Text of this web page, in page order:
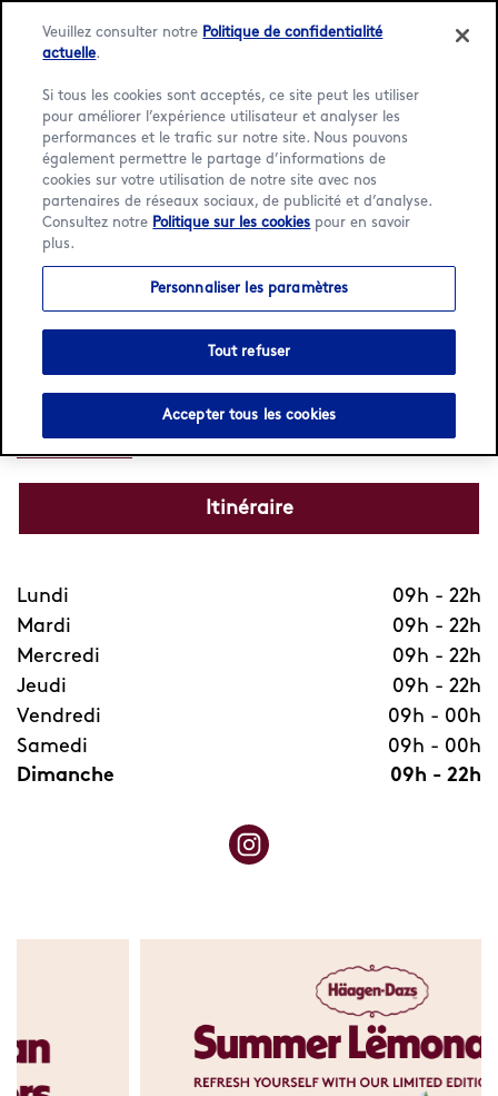
Language:English Français
Accueil / Localisateur / Port Louis / Caudan
Häagen-Dazs Caudan
Ouvert • Ferme à 22 h
Caudan
+2307218922
Itinéraire
Lundi 09h - 22h
Mardi
09h - 22h
Mercredi
09h - 22h
Jeudi
09h - 22h
Vendredi
09h - 00h
Samedi
09h - 00h
Dimanche
09h - 22h
Veuillez consulter notre Politique de confidentialité
actuelle.
Si tous les cookies sont acceptés, ce site peut les utiliser
pour améliorer l’expérience utilisateur et analyser les
performances et le trafic sur notre site. Nous pouvons
également permettre le partage d’informations de
cookies sur votre utilisation de notre site avec nos
partenaires de réseaux sociaux, de publicité et d’analyse.
Consultez notre Politique sur les cookies pour en savoir
plus.
Personnaliser les paramètres
Tout refuser
Accepter tous les cookies